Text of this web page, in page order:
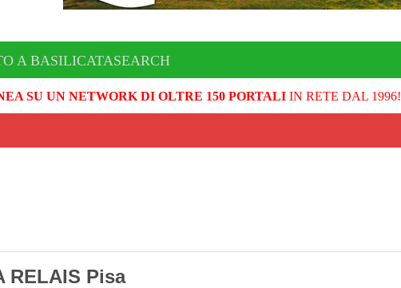
A BASILICATASEARCH
SU UN NETWORK DI OLTRE 150 PORTALIIN RETE DAL 1996!
RELAIS Pisa